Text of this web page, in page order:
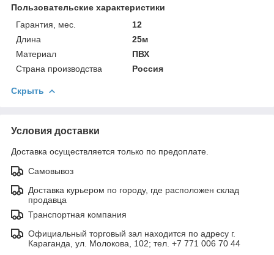
Пользовательские характеристики
Гарантия, мес.
12
Длина
25м
Материал
ПВХ
Страна производства
Россия
Скрыть
Условия доставки
Доставка осуществляется только по предоплате.
Самовывоз
Доставка курьером по городу, где расположен склад
продавца
Транспортная компания
Официальный торговый зал находится по адресу г.
Караганда, ул. Молокова, 102; тел. +7 771 006 70 44